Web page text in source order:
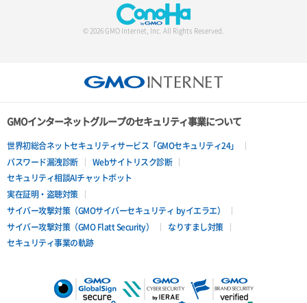
© 2026 GMO Internet, Inc. All Rights Reserved.
GMOインターネットグループのセキュリティ事業について
世界初総合ネットセキュリティサービス「GMOセキュリティ24」
パスワード漏洩診断
Webサイトリスク診断
セキュリティ相談AIチャットボット
実在証明・盗聴対策
サイバー攻撃対策（GMOサイバーセキュリティ byイエラエ）
サイバー攻撃対策（GMO Flatt Security）
なりすまし対策
セキュリティ事業の軌跡